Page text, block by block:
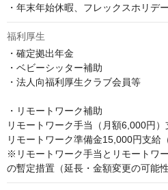
・年末年始休暇、フレックスホリデ
福利厚生
・確定拠出年金
・ベビーシッター補助
・法人向福利厚生クラブ会員等
・リモートワーク補助
リモートワーク手当（月額6,000円）
リモートワーク準備金15,000円支給
※リモートワーク手当とリモートワ
の暫定措置（延長・金額変更の可能性